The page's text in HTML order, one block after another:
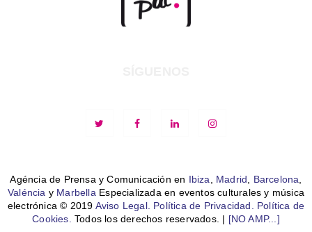
Agéncia de Prensa y Comunicación en Ibiza Madrid Barcelona
Valéncia y Marbella Especializada en eventos culturales y música
electrónica © 2019 Aviso Legal. Política de Privacidad.
Política de
Cookies. Todos los derechos reservados. | [NO AMP...]